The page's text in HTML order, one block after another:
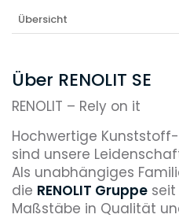
Übersicht
Über RENOLIT SE
RENOLIT – Rely on it
Hochwertige
sind unsere
Als unabhängiges
die RENOLIT Gruppe
Maßstäbe in Qualität